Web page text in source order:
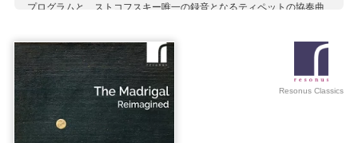
プログラムと、ストコフスキー唯一の録音となるティペットの協奏曲
「展覧会の絵」など、彼のレパートリーの中でも爆演・妙演で知られ
る作品が含まれるのも嬉しいところで、RCAへの録音の約1か月後と
なる「新世界」、Decca盤の録音直後の「第九」、同じくDecca盤録
音直前のチャイコフスキー5番など、有名な名演前後に同じオーケスト
ラとソリストで行なわれたライヴの熱い記録が聴けるのは、大きな目
玉と言えるでしょう。いずれもこれまでオフィシャルに発売されたこ
とのない貴重な音源です。 今回もRe：Soundのポール・ベイリーが、
Resonus Classics